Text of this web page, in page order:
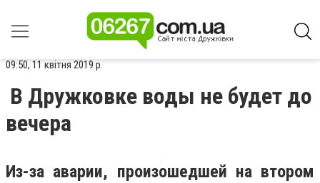
09:50, 11 квітня 2019 р.
В Дружковке воды не будет до
вечера
Из-за аварии, произошедшей на втором